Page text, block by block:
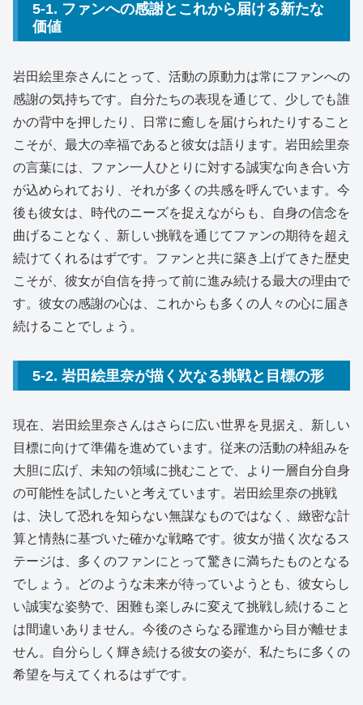
5-1. ファンへの感謝とこれから届ける新たな
価値
岩田絵里奈さんにとって、活動の原動力は常にファンへの
感謝の気持ちです。自分たちの表現を通じて、少しでも誰
かの背中を押したり、日常に癒しを届けられたりすること
こそが、最大の幸福であると彼女は語ります。岩田絵里奈
の言葉には、ファン一人ひとりに対する誠実な向き合い方
が込められており、それが多くの共感を呼んでいます。今
後も彼女は、時代のニーズを捉えながらも、自身の信念を
曲げることなく、新しい挑戦を通じてファンの期待を超え
続けてくれるはずです。ファンと共に築き上げてきた歴史
こそが、彼女が自信を持って前に進み続ける最大の理由で
す。彼女の感謝の心は、これからも多くの人々の心に届き
続けることでしょう。
5-2. 岩田絵里奈が描く次なる挑戦と目標の形
現在、岩田絵里奈さんはさらに広い世界を見据え、新しい
目標に向けて準備を進めています。従来の活動の枠組みを
大胆に広げ、未知の領域に挑むことで、より一層自分自身
の可能性を試したいと考えています。岩田絵里奈の挑戦
は、決して恐れを知らない無謀なものではなく、緻密な計
算と情熱に基づいた確かな戦略です。彼女が描く次なるス
テージは、多くのファンにとって驚きに満ちたものとなる
でしょう。どのような未来が待っていようとも、彼女らし
い誠実な姿勢で、困難も楽しみに変えて挑戦し続けること
は間違いありません。今後のさらなる躍進から目が離せま
せん。自分らしく輝き続ける彼女の姿が、私たちに多くの
希望を与えてくれるはずです。